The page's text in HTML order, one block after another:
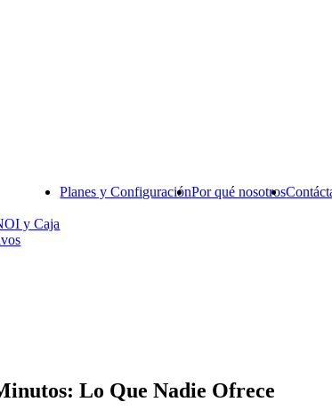
y Caja
Planes y ConfiguraciónPor qué nosotros
Lo Que Nadie Ofrece